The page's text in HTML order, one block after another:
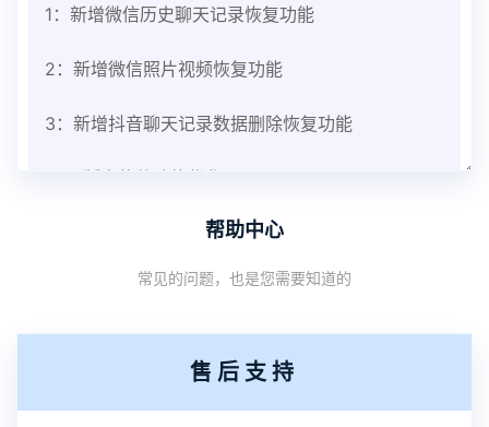
1：新增微信历史聊天记录恢复功能
2：新增微信照片视频恢复功能
3：新增抖音聊天记录数据删除恢复功能
1：优化监控终端从当前监控界面切换其他被控端手
机设备响应慢问题
帮助中心
常见的问题，也是您需要知道的
售后支持